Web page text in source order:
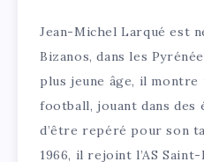
Jean-Michel Larqué est
Bizanos, dans les
plus jeune âge, il montre
football, jouant dans des
d’être repéré pour son
1966, il rejoint l’AS